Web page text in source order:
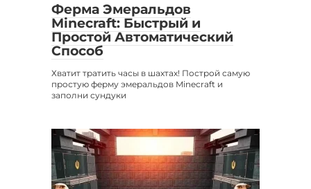
Ферма Эмеральдов
Minecraft: Быстрый и
Простой Автоматический
Способ
Хватит тратить часы в шахтах! Построй самую
простую ферму эмеральдов Minecraft и
заполни сундуки